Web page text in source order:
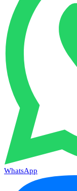
WhatsApp